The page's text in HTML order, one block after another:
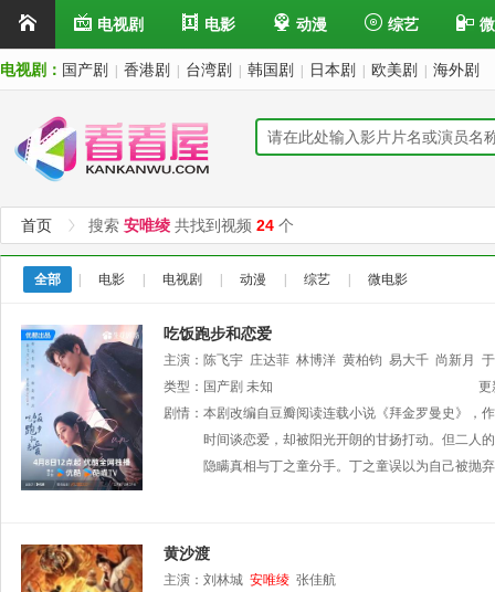
电视剧 电影 动漫 综艺
电视剧： 国产剧 香港剧 台湾剧 韩国剧 日本剧 欧美剧 海外剧
首页 搜索 安唯绫 共找到视频 24 个
全部 电影 电视剧 动漫 综艺 微电影
吃饭跑步和恋爱
主演： 陈飞宇 庄达菲 林博洋 黄柏钧 易大千 尚新月
类型： 国产剧 未知
更
剧情： 本剧改编自豆瓣阅读连载小说《拜金罗曼史》，
时间谈恋爱，却被阳光开朗的甘扬打动。但二人
隐瞒真相与丁之童分手。丁之童误以为自己被抛
黄沙渡
主演： 刘林城 安唯绫 张佳航